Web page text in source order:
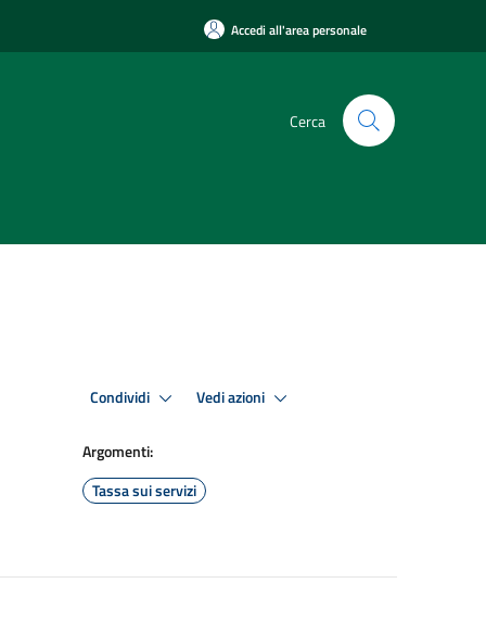
Accedi all'area personale
Cerca
Condividi Vedi azioni
Argomenti:
Tassa sui servizi